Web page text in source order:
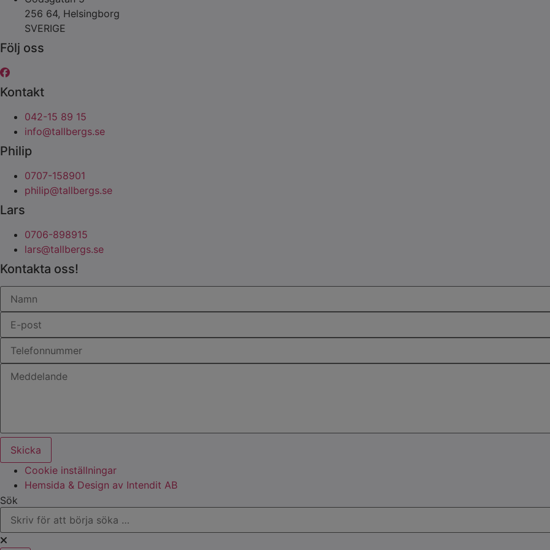
256 64, Helsingborg
SVERIGE
Följ oss
Kontakt
042-15 89 15
info@tallbergs.se
Philip
0707-158901
philip@tallbergs.se
Lars
0706-898915
lars@tallbergs.se
Kontakta oss!
Skicka
Cookie inställningar
Hemsida & Design av Intendit AB
Sök